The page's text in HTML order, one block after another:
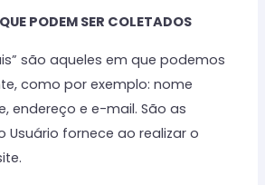
PODEM SER COLETADOS
são aqueles em que podemos
como por exemplo: nome
endereço e e-mail. São as
Usuário fornece ao realizar o